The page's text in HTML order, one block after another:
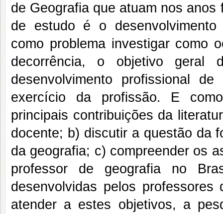
de Geografia que atuam nos
de estudo é o desenvolvimento
como problema investigar como
decorrência, o objetivo geral
desenvolvimento profissional
exercício da profissão. E
principais contribuições da
docente; b) discutir a questão da
da geografia; c) compreender os
professor de geografia no
desenvolvidas pelos
atender a estes objetivos, a